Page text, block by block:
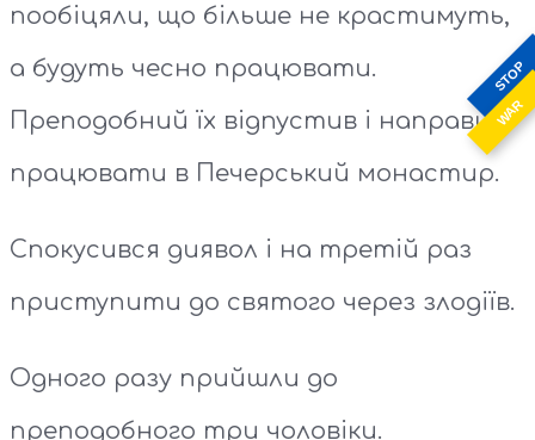
STOP
WAR
пообіцяли, що більше не крастимуть,
а будуть чесно працювати.
Преподобний їх відпустив і направив
працювати в Печерський монастир.
Спокусився диявол і на третій раз
приступити до святого через злодіїв.
Одного разу прийшли до
преподобного три чоловіки.